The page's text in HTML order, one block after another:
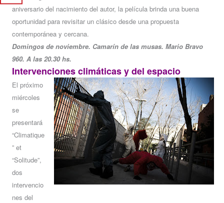
aniversario del nacimiento del autor, la película brinda una buena
oportunidad para revisitar un clásico desde una propuesta
contemporánea y cercana.
Domingos de noviembre. Camarín de las musas. Mario Bravo
960. A las 20.30 hs.
Intervenciones climáticas y del espacio
El próximo
miércoles
se
presentará
“Climatique
” et
“Solitude”,
dos
intervencio
nes del